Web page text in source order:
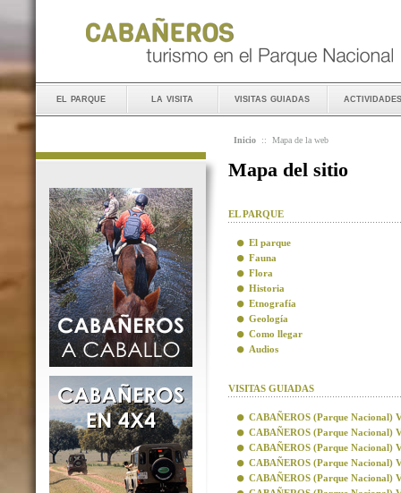
el parque la visita visitas guiadas actividades
Inicio :: Mapa de la web
Mapa del sitio
EL PARQUE
El parque
Fauna
Flora
Historia
Etnografía
Geología
Como llegar
Audios
VISITAS GUIADAS
CABAÑEROS (Parque Nacional)
CABAÑEROS (Parque Nacional)
CABAÑEROS (Parque Nacional)
CABAÑEROS (Parque Nacional)
CABAÑEROS (Parque Nacional)